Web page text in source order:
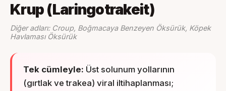
Krup (Laringotrakeit)
Diğer adları: Croup, Boğmacaya Benzeyen Öksürük, Köpek
Havlaması Öksürük
Tek cümleyle: Üst solunum yollarının
(gırtlak ve trakea) viral iltihaplanması;